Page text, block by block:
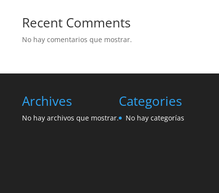
Recent Comments
No hay comentarios que mostrar.
Archives
No hay archivos que mostrar.
Categories
No hay categorías